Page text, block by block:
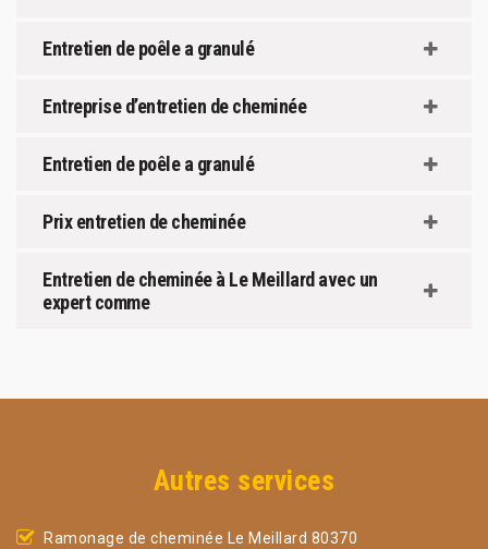
Entretien de poêle a granulé
Entreprise d’entretien de cheminée
Entretien de poêle a granulé
Prix entretien de cheminée
Entretien de cheminée à Le Meillard avec un
expert comme
Autres services
Ramonage de cheminée Le Meillard 80370